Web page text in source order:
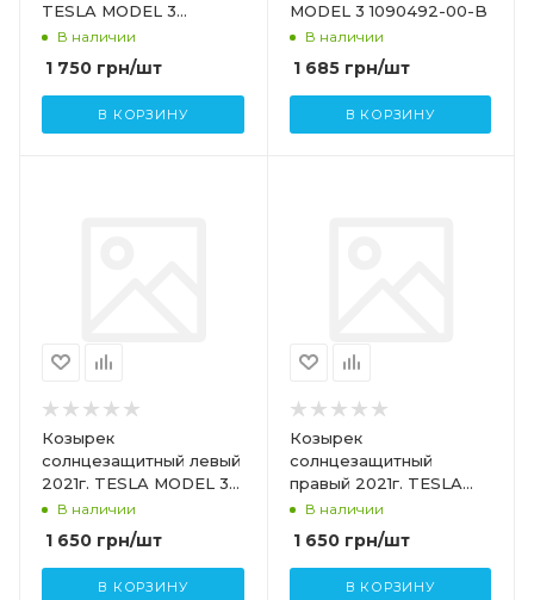
TESLA MODEL 3
7654332-01-B
В наличии
1 750 грн/шт
В КОРЗИНУ
MODEL 3 1090492-00-B
В наличии
1 685грн/шт
В КОРЗИНУ
Козырек
солнцезащитный левый
2021г. TESLA MODEL 3
MODEL Y 1490405-01-C
1490405-01-B
В наличии
1 650 грн/шт
В КОРЗИНУ
Козырек
солнцезащитный
правый 2021г. TESLA
MODEL 3 1490406-01-C
В наличии
1 650грн/шт
В КОРЗИНУ